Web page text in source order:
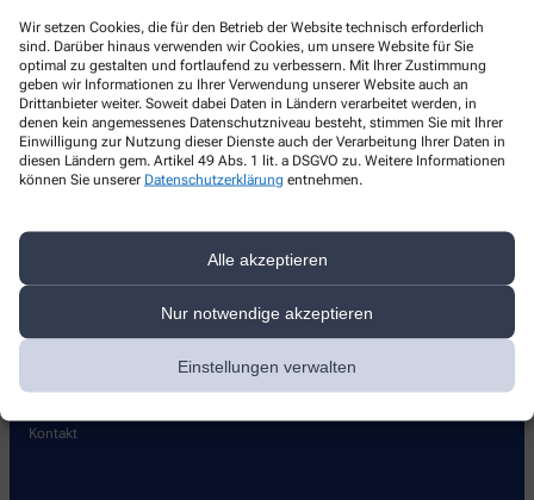
Wir setzen Cookies, die für den Betrieb der Website technisch erforderlich
sind. Darüber hinaus verwenden wir Cookies, um unsere Website für Sie
optimal zu gestalten und fortlaufend zu verbessern. Mit Ihrer Zustimmung
geben wir Informationen zu Ihrer Verwendung unserer Website auch an
Drittanbieter weiter. Soweit dabei Daten in Ländern verarbeitet werden, in
denen kein angemessenes Datenschutzniveau besteht, stimmen Sie mit Ihrer
Einwilligung zur Nutzung dieser Dienste auch der Verarbeitung Ihrer Daten in
diesen Ländern gem. Artikel 49 Abs. 1 lit. a DSGVO zu. Weitere Informationen
können Sie unserer Datenschutzerklärung entnehmen.
Alle akzeptieren
Nur notwendige akzeptieren
Einstellungen verwalten
Einhorn Apotheke
Anton-Hansen-Straße 7,66564 Ottweiler
+49-6824/2049920
+49-6824/2049921
Über uns
Kontakt